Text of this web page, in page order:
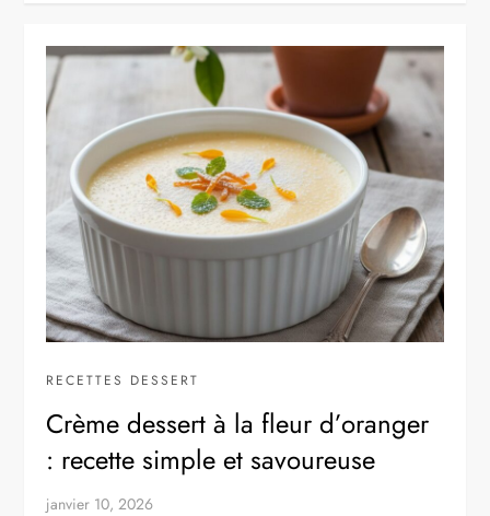
RECETTES DESSERT
Crème dessert à la fleur d’oranger
: recette simple et savoureuse
janvier 10, 2026